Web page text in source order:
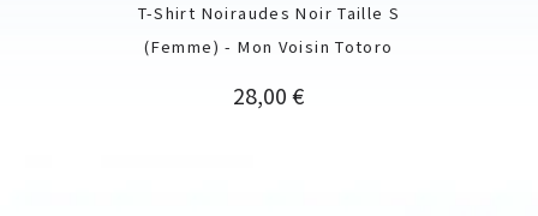
T-Shirt Noiraudes Noir Taille S
(Femme) - Mon Voisin Totoro
Prix
28,00 €